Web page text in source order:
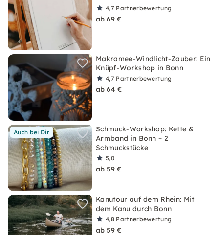
4,7 Partnerbewertung
ab 69 €
Makramee-Windlicht-Zauber: Ein
Knüpf-Workshop in Bonn
4,7 Partnerbewertung
ab 64 €
Auch bei Dir
Schmuck-Workshop: Kette &
Armband in Bonn – 2
Schmuckstücke
5,0
ab 59 €
Kanutour auf dem Rhein: Mit
dem Kanu durch Bonn
4,8 Partnerbewertung
ab 59 €